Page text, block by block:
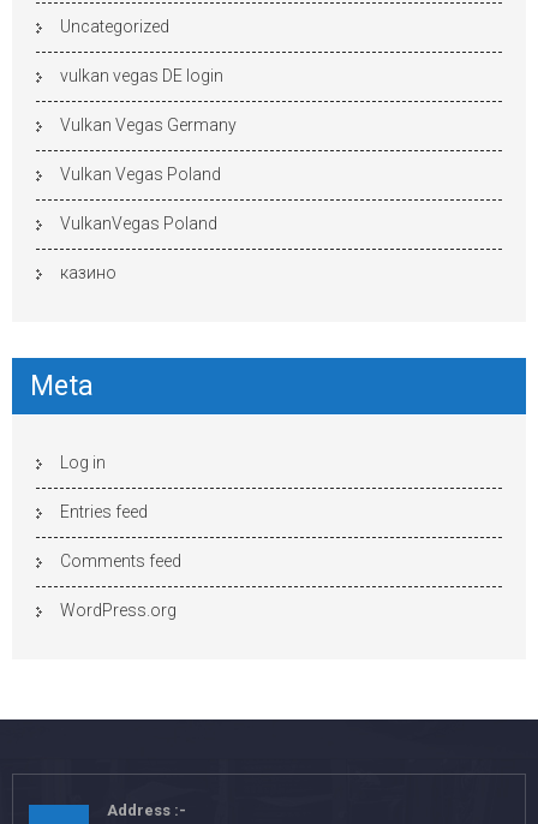
Uncategorized
vulkan vegas DE login
Vulkan Vegas Germany
Vulkan Vegas Poland
VulkanVegas Poland
казино
Meta
Log in
Entries feed
Comments feed
WordPress.org
Address